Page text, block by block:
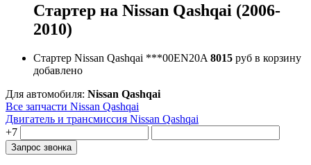
Стартер на Nissan Qashqai (2006-
2010)
Стартер Nissan Qashqai ***00EN20A 8015 руб в корзину
добавлено
Для автомобиля: Nissan Qashqai
Все запчасти Nissan Qashqai
Двигатель и трансмиссия Nissan Qashqai
+7